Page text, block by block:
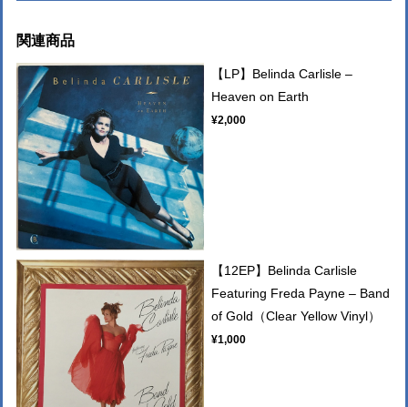
関連商品
【LP】Belinda Carlisle –
Heaven on Earth
¥2,000
【12EP】Belinda Carlisle
Featuring Freda Payne – Band
of Gold（Clear Yellow Vinyl）
¥1,000